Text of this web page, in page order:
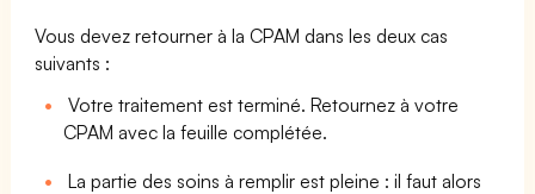
Vous devez retourner à la CPAM dans les deux cas
suivants :
Votre traitement est terminé. Retournez à votre
CPAM avec la feuille complétée.
La partie des soins à remplir est pleine : il faut alors